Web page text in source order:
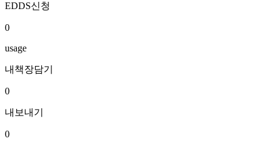
EDDS신청
0
usage
내책장담기
0
내보내기
0